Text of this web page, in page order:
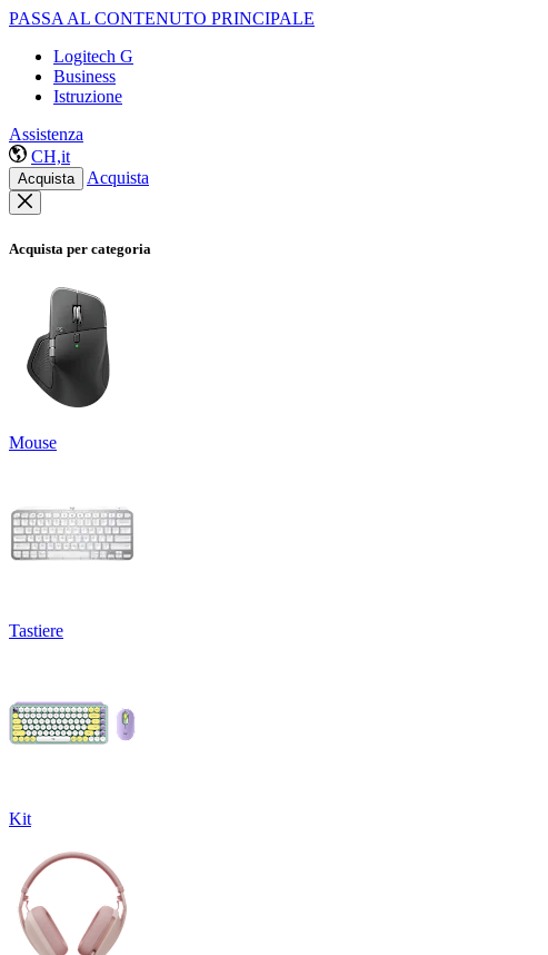
PASSA AL CONTENUTO PRINCIPALE
Logitech G
Business
Istruzione
Assistenza
CH,it
Acquista Acquista
Acquista per categoria
Mouse
Tastiere
Kit